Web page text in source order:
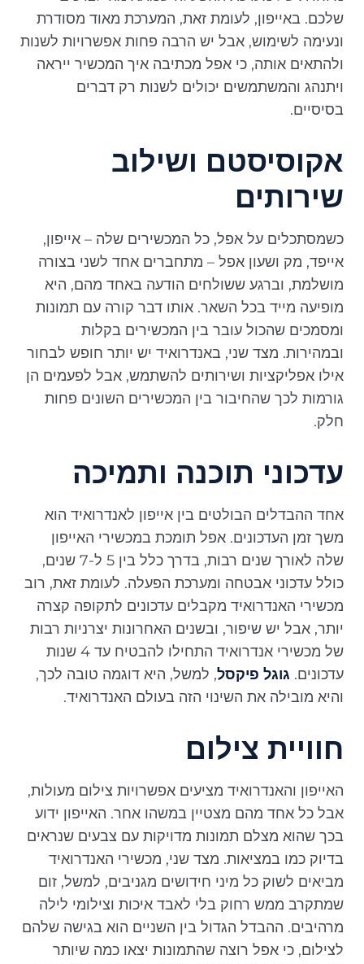
שלכם. באייפון, לעומת זאת, המערכת מאוד מסודרת
ונעימה לשימוש, אבל יש הרבה פחות אפשרויות לשנות
ולהתאים אותה, כי אפל מכתיבה איך המכשיר ייראה
ויתנהג והמשתמשים יכולים לשנות רק דברים
בסיסיים.
אקוסיסטם ושילוב
שירותים
כשמסתכלים על אפל, כל המכשירים שלה – אייפון,
אייפד, מק ושעון אפל – מתחברים אחד לשני בצורה
מושלמת, וברגע ששולחים הודעה באחד מהם, היא
מופיעה מייד בכל השאר. אותו דבר קורה עם תמונות
ומסמכים שהכול עובר בין המכשירים בקלות
ובמהירות. מצד שני, באנדרואיד יש יותר חופש לבחור
אילו אפליקציות ושירותים להשתמש, אבל לפעמים הן
גורמות לכך שהחיבור בין המכשירים השונים פחות
חלק.
עדכוני תוכנה ותמיכה
אחד ההבדלים הבולטים בין אייפון לאנדרואיד הוא
משך זמן העדכונים. אפל תומכת במכשירי האייפון
שלה לאורך שנים רבות, בדרך כלל בין 5 ל-7 שנים,
כולל עדכוני אבטחה ומערכת הפעלה. לעומת זאת, רוב
מכשירי האנדרואיד מקבלים עדכונים לתקופה קצרה
יותר, אבל יש שיפור, ובשנים האחרונות יצרניות רבות
של מכשירי אנדרואיד התחילו להבטיח עד 4 שנות
עדכונים.גוגל פיקסל, למשל, היא דוגמה טובה לכך,
והיא מובילה את השינוי הזה בעולם האנדרואיד.
חוויית צילום
האייפון והאנדרואיד מציעים אפשרויות צילום מעולות,
אבל כל אחד מהם מצטיין במשהו אחר. האייפון ידוע
בכך שהוא מצלם תמונות מדויקות עם צבעים שנראים
בדיוק כמו במציאות. מצד שני, מכשירי האנדרואיד
מביאים לשוק כל מיני חידושים מגניבים, למשל, זום
שמתקרב ממש רחוק בלי לאבד איכות וצילומי לילה
מרהיבים. ההבדל הגדול בין השניים הוא בגישה שלהם
לצילום, כי אפל רוצה שהתמונות יצאו כמה שיותר